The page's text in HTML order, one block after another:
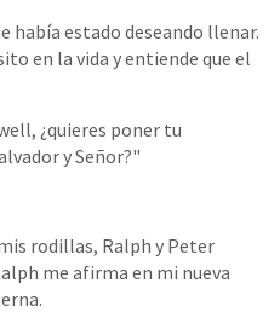
había estado deseando llenar.
en la vida y entiende que el
¿quieres poner tu
y Señor?"
rodillas, Ralph y Peter
me afirma en mi nueva